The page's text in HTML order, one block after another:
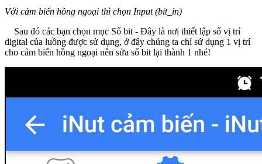
Với cảm biến hồng ngoại thì chọn Input (bit_in)
Sau đó các bạn chọn mục Số bit - Đây là nơi thiết lập số vị trí
digital của luồng được sử dụng, ở đây chúng ta chỉ sử dụng 1 vị trí
cho cảm biến hồng ngoại nên sửa số bit lại thành 1 nhé!